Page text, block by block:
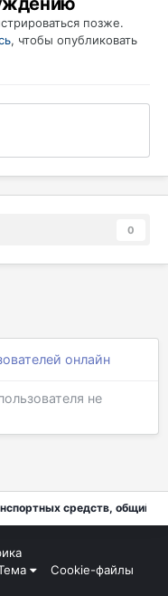
позже.
, чтобы опубликовать
0
онлайн
не
средств, общий
Cookie-файлы